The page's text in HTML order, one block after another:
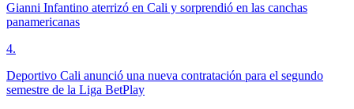
Gianni Infantino aterrizó en Cali y sorprendió en las canchas
panamericanas
4.
Deportivo Cali anunció una nueva contratación para el segundo
semestre de la Liga BetPlay